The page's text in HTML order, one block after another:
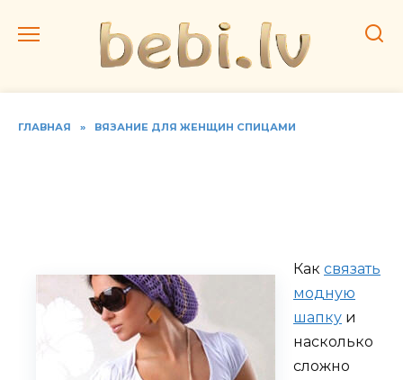
ГЛАВНАЯ » ВЯЗАНИЕ ДЛЯ ЖЕНЩИН СПИЦАМИ
Как связать
модную
шапку и
насколько
сложно